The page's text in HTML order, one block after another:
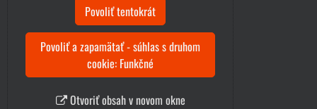
Povoliť tentokrát
Povoliť a zapamätať - súhlas s druhom
cookie: Funkčné
Otvoriť obsah v novom okne